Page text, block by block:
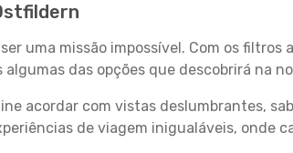
uma missão impossível. Com os filtros
das opções que descobrirá na
acordar com vistas deslumbrantes,
de viagem inigualáveis, onde